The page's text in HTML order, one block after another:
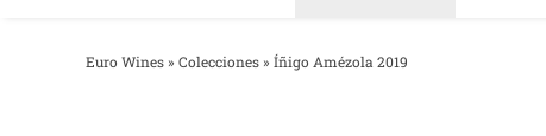
Euro Wines» Colecciones» Íñigo Amézola 2019